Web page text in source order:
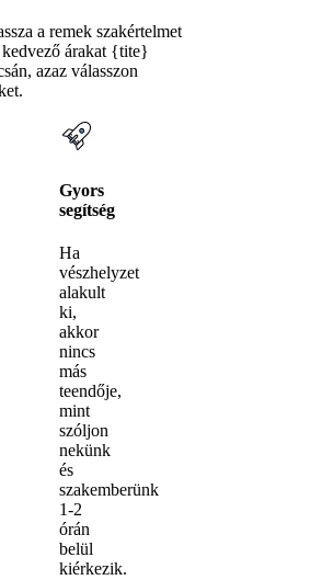
a remek szakértelmet
kedvező árakat {tite}
azaz válasszon
Gyors
segítség
Ha
vészhelyzet
alakult
ki,
akkor
nincs
más
teendője,
mint
szóljon
nekünk
és
szakemberünk
1-2
órán
belül
kiérkezik.